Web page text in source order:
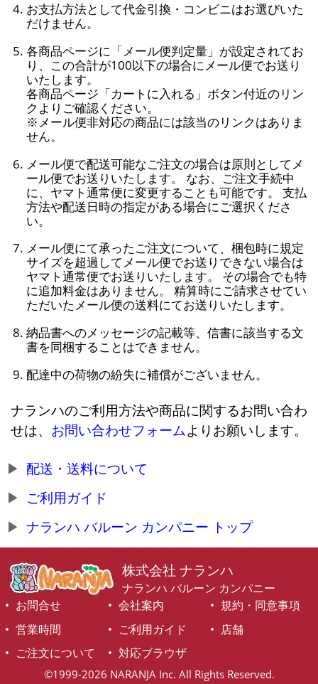
お支払方法として代金引換・コンビニはお選びいた
だけません。
各商品ページに「メール便判定量」が設定されてお
り、この合計が100以下の場合にメール便でお送り
いたします。
各商品ページ「カートに入れる」ボタン付近のリン
クよりご確認ください。
※メール便非対応の商品には該当のリンクはありま
せん。
メール便で配送可能なご注文の場合は原則としてメ
ール便でお送りいたします。 なお、ご注文手続中
に、ヤマト通常便に変更することも可能です。 支払
方法や配送日時の指定がある場合にご選択くださ
い。
メール便にて承ったご注文について、梱包時に規定
サイズを超過してメール便でお送りできない場合は
ヤマト通常便でお送りいたします。 その場合でも特
に追加料金はありません。 精算時にご請求させてい
ただいたメール便の送料にてお送りいたします。
納品書へのメッセージの記載等、信書に該当する文
書を同梱することはできません。
配達中の荷物の紛失に補償がございません。
ナランハのご利用方法や商品に関するお問い合わ
せは、 お問い合わせフォームよりお願いします。
配送・送料について
ご利用ガイド
ナランハ バルーン カンパニー トップ
株式会社 ナランハ
ナランハ バルーン カンパニー
お問合せ
会社案内
規約・同意事項
営業時間
ご利用ガイド
店舗
ご注文について
対応ブラウザ
©1999-2026 NARANJA Inc. All Rights Reserved.